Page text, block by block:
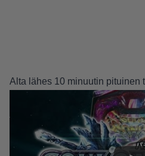
Alta lähes 10 minuutin pituinen